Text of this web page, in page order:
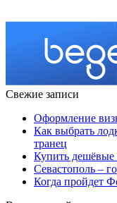
Свежие записи
Оформление
Как выбрать
транец
Купить дешёвые
Севастополь –
Когда пройдет